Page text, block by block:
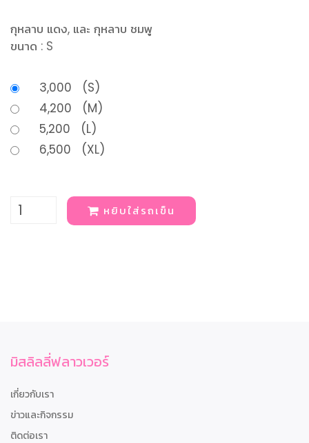
กุหลาบ แดง, และ กุหลาบ ชมพู
ขนาด : S
3,000 (S)
4,200 (M)
5,200 (L)
6,500 (XL)
หยิบใส่รถเข็น
มิสลิลลี่ฟลาวเวอร์
เกี่ยวกับเรา
ข่าวและกิจกรรม
ติดต่อเรา